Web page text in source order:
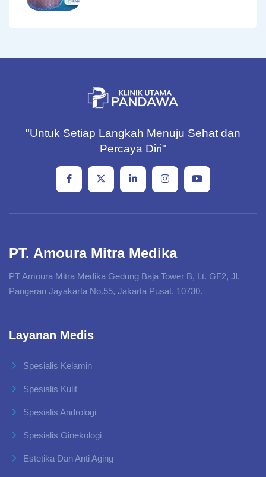
"Untuk Setiap Langkah Menuju Sehat dan
Percaya Diri"
PT. Amoura Mitra Medika
PT Amoura Mitra Medika Gedung Baja Tower B, Lt. GF2, Jl.
Pangeran Jayakarta No.55, Jakarta Pusat. 10730.
Layanan Medis
Spesialis Kelamin
Spesialis Kulit
Spesialis Andrologi
Spesialis Ginekologi
Estetika Dan Anti Aging